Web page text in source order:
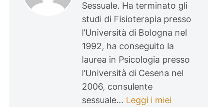
Sessuale. Ha terminato gli
studi di Fisioterapia presso
l’Università di Bologna nel
1992, ha conseguito la
laurea in Psicologia presso
l’Università di Cesena nel
2006, consulente
sessuale… Leggi i miei